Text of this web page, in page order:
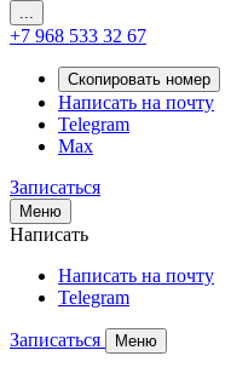
...
+7 968 533 32 67
Скопировать номер
Написать на почту
Telegram
Max
Записаться
Меню
Написать
Написать на почту
Telegram
Записаться Меню